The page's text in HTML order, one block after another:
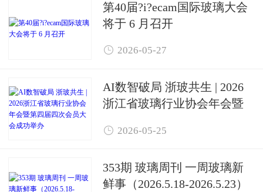
第40届?i?ecam国际玻璃大会
将于 6 月召开
 2026-05-27
AI数智破局 浙玻共生 | 2026
浙江省玻璃行业协会年会暨
办
 2026-05-25
353期 玻璃周刊 一周玻璃新
鲜事（2026.5.18-2026.5.23）